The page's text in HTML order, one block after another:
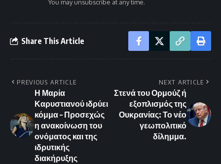
You may unsubscribe at any time.
Share This Article
PREVIOUS ARTICLE
Η Μαρία
Καρυστιανού ιδρύει
κόμμα – Προσεχώς
η ανακοίνωση του
ονόματος και της
ιδρυτικής
διακήρυξης
NEXT ARTICLE
Στενά του Ορμούζ ή
εξοπλισμός της
Ουκρανίας: Το νέο
γεωπολιτικό
δίλημμα.